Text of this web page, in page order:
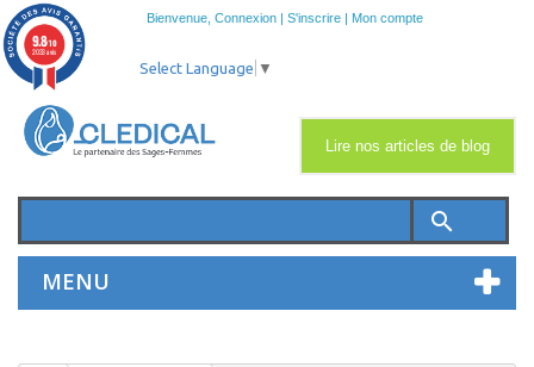
Bienvenue, Connexion | S'inscrire | Mon compte
search
MENU
Lire nos articles de blog
Select Language ▼
9.8/10
2033 avis